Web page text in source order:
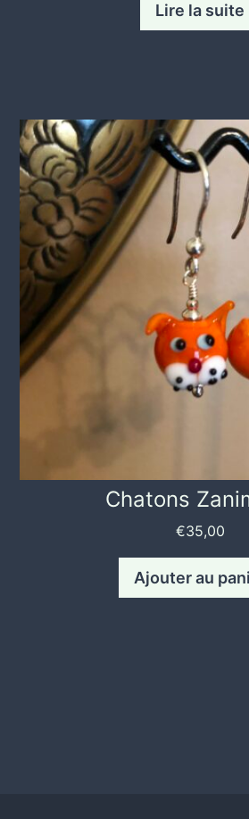
Lire la suite
Chatons
€35,00
Ajouter au